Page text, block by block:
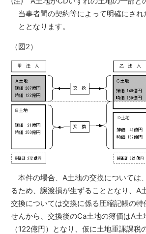
当事者間の契約等によって明確にされ
ととなります。
（図2）
本件の場合、A土地の交換については
るため、譲渡損が生ずることとなり、A
交換については交換に係る圧縮記帳の特
せんから、交換後のCa土地の簿価はA土
（122億円）となり、仮に土地重課課税